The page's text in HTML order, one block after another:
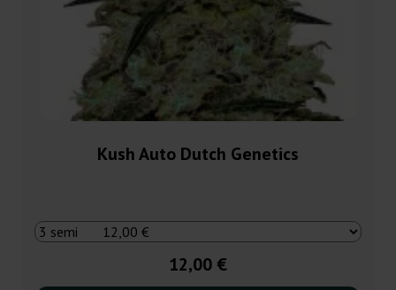
Kush Auto Dutch Genetics
12,00 €